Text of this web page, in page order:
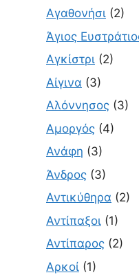
Αγαθονήσι (2)
Άγιος
Αγκίστρι (2)
Αίγινα (3)
Αλόννησος (3)
Αμοργός (4)
Ανάφη (3)
Άνδρος (3)
Αντικύθηρα (2)
Αντίπαξοι (1)
Αντίπαρος (2)
Αρκοί (1)